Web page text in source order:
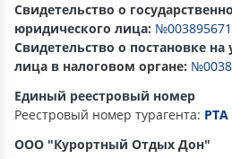
Свидетельство о
юридического лица:
Свидетельство о постановке
лица в налоговом органе:
Единый реестровый номер
Реестровый номер турагента: РТА
ООО "Курортный Отдых Дон"